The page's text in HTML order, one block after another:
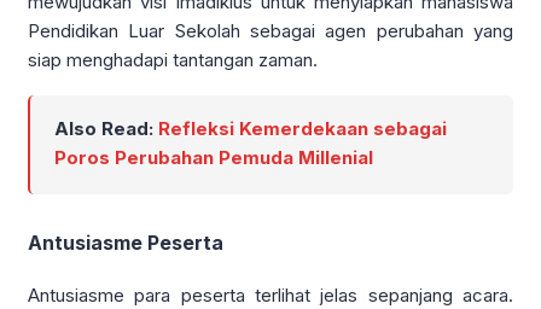
Pendidikan Luar Sekolah sebagai agen perubahan yang
siap menghadapi tantangan zaman.
Also Read: Refleksi Kemerdekaan sebagai
Poros Perubahan Pemuda Millenial
Antusiasme Peserta
Antusiasme para peserta terlihat jelas sepanjang acara.